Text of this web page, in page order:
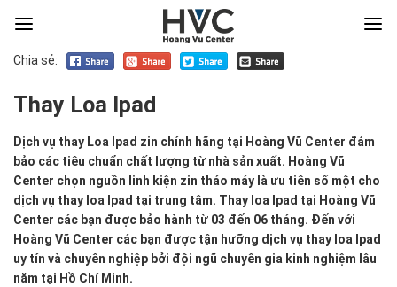
Chia sẻ:
Thay Loa Ipad
Dịch
vụ
thay
Loa
Ipad
zin
chính
hãng
Dịch vụ thay Loa Ipad zin chính hãng tại Hoàng Vũ Center đảm
bảo các tiêu chuẩn chất lượng từ nhà sản xuất. Hoàng Vũ
Center chọn nguồn linh kiện zin tháo máy là ưu tiên số một cho
dịch vụ thay loa Ipad tại trung tâm. Thay loa Ipad tại Hoàng Vũ
Center các bạn được bảo hành từ 03 đến 06 tháng. Đến với
Hoàng Vũ Center các bạn được tận hưỡng dịch vụ thay loa Ipad
uy tín và chuyên nghiệp bởi đội ngũ chuyên gia kinh nghiệm lâu
năm tại Hồ Chí Minh.